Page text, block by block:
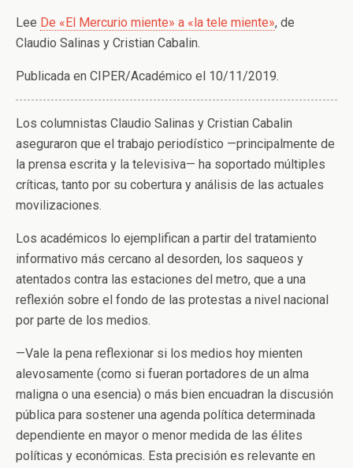
Lee De «El Mercurio miente» a «la tele miente», de
Claudio Salinas y Cristian Cabalin.
Publicada en CIPER/Académico el 10/11/2019.
Los columnistas Claudio Salinas y Cristian Cabalin
aseguraron que el trabajo periodístico —principalmente de
la prensa escrita y la televisiva— ha soportado múltiples
críticas, tanto por su cobertura y análisis de las actuales
movilizaciones.
Los académicos lo ejemplifican a partir del tratamiento
informativo más cercano al desorden, los saqueos y
atentados contra las estaciones del metro, que a una
reflexión sobre el fondo de las protestas a nivel nacional
por parte de los medios.
—Vale la pena reflexionar si los medios hoy mienten
alevosamente (como si fueran portadores de un alma
maligna o una esencia) o más bien encuadran la discusión
pública para sostener una agenda política determinada
dependiente en mayor o menor medida de las élites
políticas y económicas. Esta precisión es relevante en